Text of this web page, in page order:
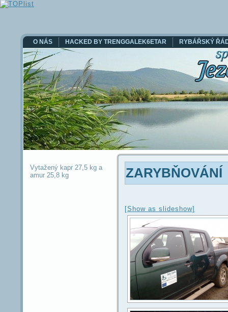
O NÁS HACKED BY TRENGGALEK6ETAR
RYBÁŘSKÝ
KONTAKT
Vytažený kapr 27,5 kg a
amur 25,8 kg
ZARYBŇOVÁNÍ
[Show as slideshow]